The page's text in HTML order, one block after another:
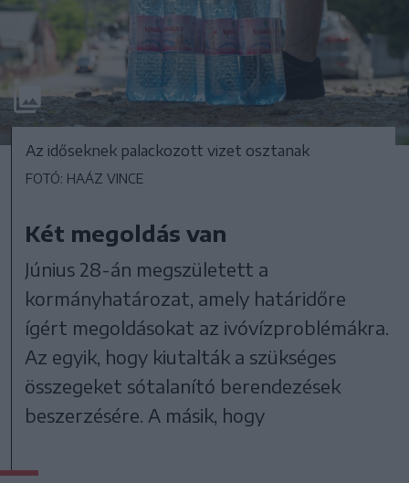
Az időseknek palackozott vizet osztanak
FOTÓ: HAÁZ VINCE
Két megoldás van
Június 28-án megszületett a
kormányhatározat, amely határidőre
ígért megoldásokat az ivóvízproblémákra.
Az egyik, hogy kiutalták a szükséges
összegeket sótalanító berendezések
beszerzésére. A másik, hogy